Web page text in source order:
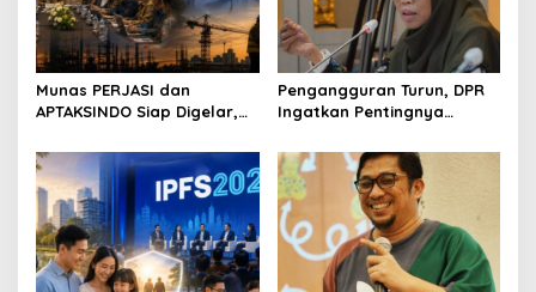
Munas PERJASI dan
APTAKSINDO Siap Digelar,
Revisi AD/ART
Pengangguran Turun, DPR
Ingatkan Pentingnya
yang Layak